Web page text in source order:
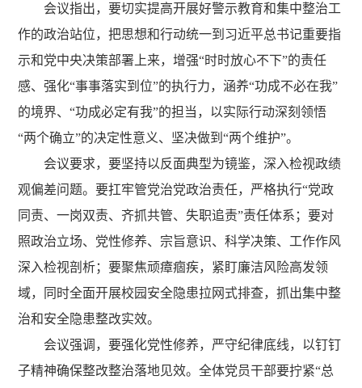
会议指出，要切实提高开展好警示教育和集中整治工
作的政治站位，把思想和行动统一到习近平总书记重要指
示和党中央决策部署上来，增强“时时放心不下”的责任
感、强化“事事落实到位”的执行力，涵养“功成不必在我”
的境界、“功成必定有我”的担当，以实际行动深刻领悟
“两个确立”的决定性意义、坚决做到“两个维护”。
会议要求，要坚持以反面典型为镜鉴，深入检视政绩
观偏差问题。要扛牢管党治党政治责任，严格执行“党政
同责、一岗双责、齐抓共管、失职追责”责任体系；要对
照政治立场、党性修养、宗旨意识、科学决策、工作作风
深入检视剖析；要聚焦顽瘴痼疾，紧盯廉洁风险高发领
域，同时全面开展校园安全隐患拉网式排查，抓出集中整
治和安全隐患整改实效。
会议强调，要强化党性修养，严守纪律底线，以钉钉
子精神确保整改整治落地见效。全体党员干部要拧紧“总